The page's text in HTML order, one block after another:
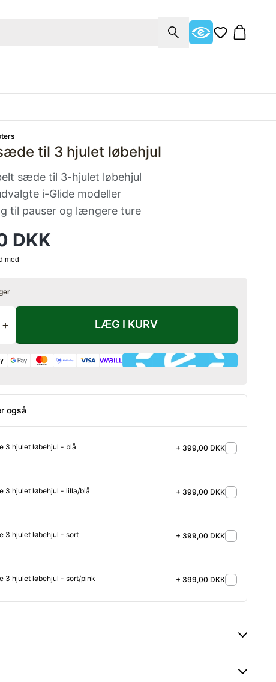
til 3 hjulet løbehjul
sæde til 3-hjulet løbehjul
i-Glide modeller
til pauser og længere ture
DKK
+ LÆG I KURV
også
3 hjulet løbehjul - blå + 399,00 DKK
3 hjulet løbehjul - lilla/blå + 399,00 DKK
3 hjulet løbehjul - sort + 399,00 DKK
3 hjulet løbehjul - sort/pink + 399,00 DKK